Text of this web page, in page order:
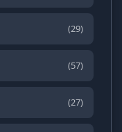
(29)
(57)
(27)